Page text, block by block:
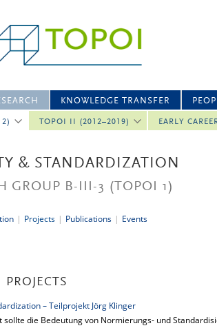
TOPOI II (2012–2019) EARLY
KNOWLEDGE TRANSFER
& STANDARDIZATION
GROUP B-III-3 (TOPOI 1)
| Projects | Publications | Events
PROJECTS
– Teilprojekt Jörg Klinger
sollte die Bedeutung von Normierungs- und